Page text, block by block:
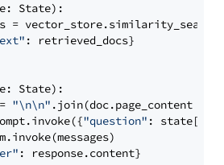
State):
=
: retrieved_docs}
State):
"\n\n" .join(doc.page_content
"question" : state[
: response.content}